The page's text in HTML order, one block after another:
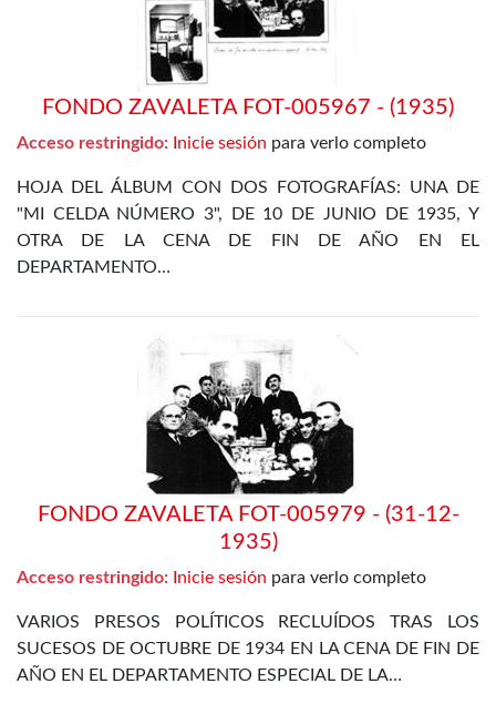
FONDO ZAVALETA FOT-005967 - (1935)
Acceso restringido: Inicie sesión para verlo completo
HOJA DEL ÁLBUM CON DOS FOTOGRAFÍAS: UNA DE
"MI CELDA NÚMERO 3", DE 10 DE JUNIO DE 1935, Y
OTRA DE LA CENA DE FIN DE AÑO EN EL
DEPARTAMENTO…
FONDO ZAVALETA FOT-005979 - (31-12-
1935)
Acceso restringido: Inicie sesión para verlo completo
VARIOS PRESOS POLÍTICOS RECLUÍDOS TRAS LOS
SUCESOS DE OCTUBRE DE 1934 EN LA CENA DE FIN DE
AÑO EN EL DEPARTAMENTO ESPECIAL DE LA…